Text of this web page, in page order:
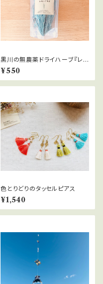
黒川の無農薬ドライハーブ『レモ
ングラス』12ｇ
¥550
色とりどりのタッセルピアス
¥1,540